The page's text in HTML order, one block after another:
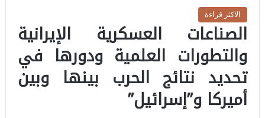
الاكثر قراءة
الصناعات العسكرية الإيرانية
والتطورات العلمية ودورها في
تحديد نتائج الحرب بينها وبين
أميركا و”إسرائيل”